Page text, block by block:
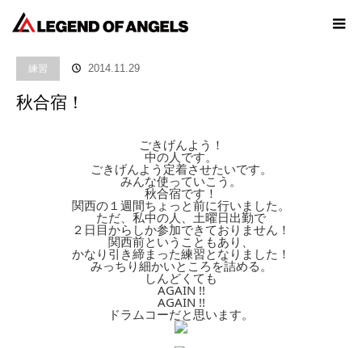
ブログ
練習 秋合宿！
練習 2014.11.29
秋合宿！
ごきげんよう！
中の人です。
ごきげんよう定着させたいです。
みんな使っていこう。
秋合宿です！
関西の１週間ちょっと前に行いました。
ただ、私中の人、土曜日出勤で
２日目からしか参加できておりません！
関西前ということもあり、
かなり引き締まった練習となりました！
みっちり細かいところを詰める。
しんどくても
AGAIN !!
AGAIN !!
ドラムコーだと思います。